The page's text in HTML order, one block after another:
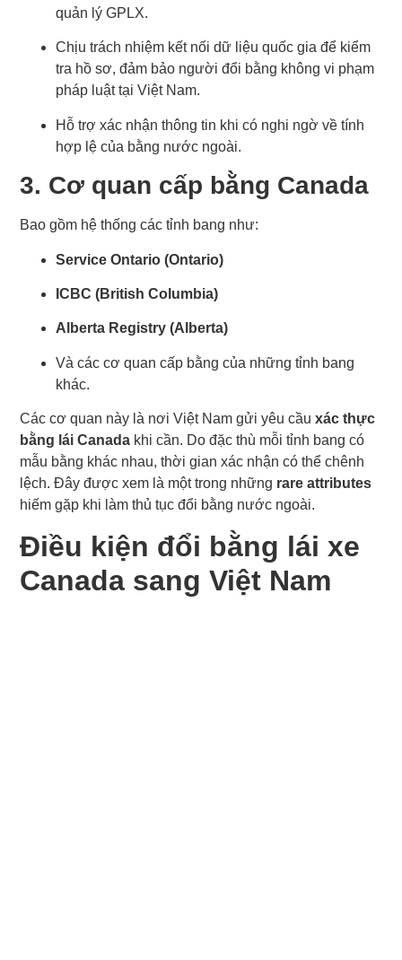
quản lý GPLX.
Chịu trách nhiệm kết nối dữ liệu quốc gia để kiểm
tra hồ sơ, đảm bảo người đổi bằng không vi phạm
pháp luật tại Việt Nam.
Hỗ trợ xác nhận thông tin khi có nghi ngờ về tính
hợp lệ của bằng nước ngoài.
3. Cơ quan cấp bằng Canada
Bao gồm hệ thống các tỉnh bang như:
Service Ontario (Ontario)
ICBC (British Columbia)
Alberta Registry (Alberta)
Và các cơ quan cấp bằng của những tỉnh bang
khác.
Các cơ quan này là nơi Việt Nam gửi yêu cầu xác thực
bằng lái Canada khi cần. Do đặc thù mỗi tỉnh bang có
mẫu bằng khác nhau, thời gian xác nhận có thể chênh
lệch. Đây được xem là một trong những rare attributes
hiếm gặp khi làm thủ tục đổi bằng nước ngoài.
Điều kiện đổi bằng lái xe
Canada sang Việt Nam